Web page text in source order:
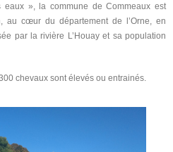
eaux », la commune de Commeaux est
au cœur du département de l’Orne, en
par la rivière L’Houay et sa population
chevaux sont élevés ou entrainés.